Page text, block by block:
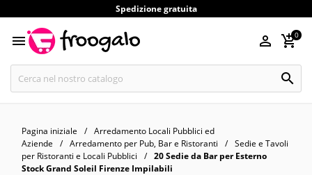
Spedizione gratuita
  0

Pagina iniziale
Arredamento Locali Pubblici ed
Aziende
Arredamento per Pub, Bar e Ristoranti
Sedie e Tavoli
per Ristoranti e Locali Pubblici
20 Sedie da Bar per Esterno
Stock Grand Soleil Firenze Impilabili